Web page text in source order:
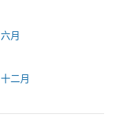
六月
十二月